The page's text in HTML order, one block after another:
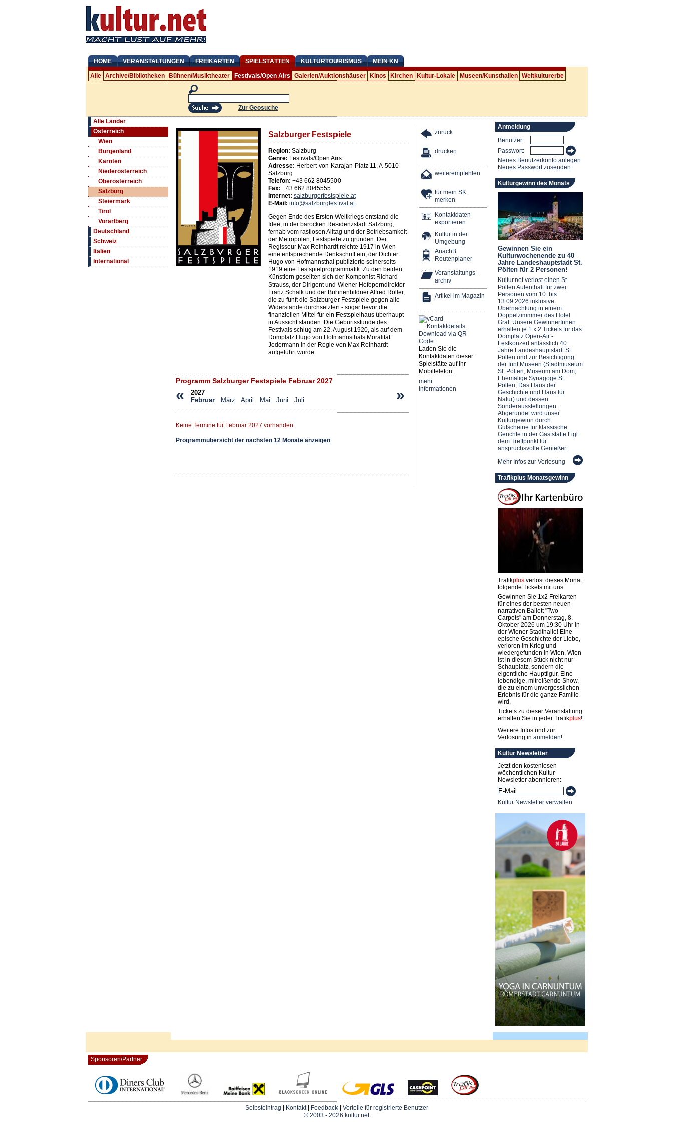
HOME VERANSTALTUNGEN FREIKARTEN SPIELSTÄTTEN KULTURTOURISMUS MEIN KN
Alle Archive/Bibliotheken Bühnen/Musiktheater Festivals/Open Airs Galerien/Auktionshäuser Kinos Kirchen Kultur-Lokale Museen/Kunsthallen Weltkulturerbe
Zur Geosuche
Alle Länder
Österreich
Wien
Burgenland
Kärnten
Niederösterreich
Oberösterreich
Salzburg
Steiermark
Tirol
Vorarlberg
Deutschland
Schweiz
Italien
International
Salzburger Festspiele
Region: Salzburg
Genre: Festivals/Open Airs
Adresse: Herbert-von-Karajan-Platz 11,A-5010
Salzburg
Telefon: +43 662 8045500
Fax: +43 662 8045555
Internet: salzburgerfestspiele.at
E-Mail: info@salzburgfestival.at
Gegen Ende des Ersten Weltkriegs entstand die
Idee, in der barocken Residenzstadt Salzburg,
fernab vom rastlosen Alltag und der Betriebsamkeit
der Metropolen, Festspiele zu gründen. Der
Regisseur Max Reinhardt reichte 1917 in Wien
eine entsprechende Denkschrift ein; der Dichter
Hugo von Hofmannsthal publizierte seinerseits
1919 eine Festspielprogrammatik. Zu den beiden
Künstlern gesellten sich der Komponist Richard
Strauss, der Dirigent und Wiener Hofoperndirektor
Franz Schalk und der Bühnenbildner Alfred Roller,
die zu fünft die Salzburger Festspiele gegen alle
Widerstände durchsetzten - sogar bevor die
finanziellen Mittel für ein Festspielhaus überhaupt
in Aussicht standen. Die Geburtsstunde des
Festivals schlug am 22. August 1920, als auf dem
Domplatz Hugo von Hofmannsthals Moralität
Jedermann in der Regie von Max Reinhardt
aufgeführt wurde.
Programm Salzburger Festspiele Februar 2027
« »
2027
Februar
März April Mai Juni Juli
Keine Termine für Februar 2027 vorhanden.
Programmübersicht der nächsten 12 Monate anzeigen
zurück
drucken
weiterempfehlen
für mein SK
merken
Kontaktdaten
exportieren
Kultur in der
Umgebung
AnachB
Routenplaner
Veranstaltungs-
archiv
Artikel im Magazin
Laden Sie die
Kontaktdaten dieser
Spielstätte auf Ihr
Mobiltelefon.
mehr
Informationen
Anmeldung
Benutzer:
Passwort:
Neues Benutzerkonto anlegen
Neues Passwort zusenden
Kulturgewinn des Monats
Gewinnen Sie ein
Kulturwochenende zu 40
Jahre Landeshauptstadt St.
Pölten für 2 Personen!
Kultur.net verlost einen St.
Pölten Aufenthalt für zwei
Personen vom 10. bis
13.09.2026 inklusive
Übernachtung in einem
Doppelzimmmer des Hotel
Graf. Unsere GewinnerInnen
erhalten je 1 x 2 Tickets für das
Domplatz Open-Air -
Festkonzert anlässlich 40
Jahre Landeshauptstadt St.
Pölten und zur Besichtigung
der fünf Museen (Stadtmuseum
St. Pölten, Museum am Dom,
Ehemalige Synagoge St.
Pölten, Das Haus der
Geschichte und Haus für
Natur) und dessen
Sonderausstellungen.
Abgerundet wird unser
Kulturgewinn durch
Gutscheine für klassische
Gerichte in der Gaststätte Figl
dem Treffpunkt für
anspruchsvolle Genießer.
Mehr Infos zur Verlosung
Trafikplus Monatsgewinn
Trafikplusverlost dieses Monat
folgende Tickets mit uns:
Gewinnen Sie 1x2 Freikarten
für eines der besten neuen
narrativen Ballett "Two
Carpets" am Donnerstag, 8.
Oktober 2026 um 19:30 Uhr in
der Wiener Stadthalle! Eine
epische Geschichte der Liebe,
verloren im Krieg und
wiedergefunden in Wien. Wien
ist in diesem Stück nicht nur
Schauplatz, sondern die
eigentliche Hauptfigur. Eine
lebendige, mitreißende Show,
die zu einem unvergesslichen
Erlebnis für die ganze Familie
wird.
Tickets zu dieser Veranstaltung
erhalten Sie in jeder Trafikplus!
Weitere Infos und zur
Verlosung in anmelden!
Kultur Newsletter
Jetzt den kostenlosen
wöchentlichen Kultur
Newsletter abonnieren:
Kultur Newsletter verwalten
Sponsoren/Partner
Selbsteintrag Kontakt| Feedback| Vorteile für registrierte Benutzer
© 2003 - 2026 kultur.net